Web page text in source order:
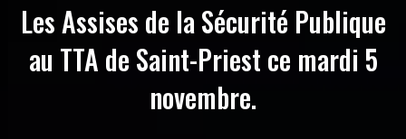
Les Assises de la Sécurité Publique
au TTA de Saint-Priest ce mardi 5
novembre.